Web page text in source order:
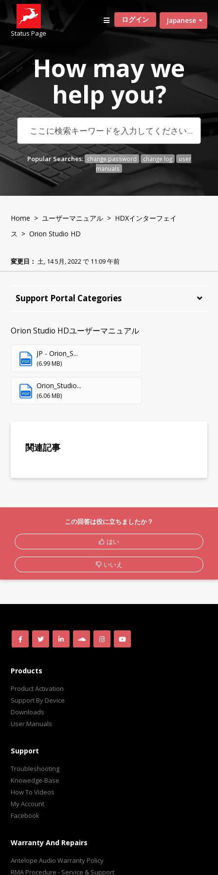
Status Page
Japanese
ログイン
How may we
help you?
Popular Searches: change password change log
user
manuals
Home >ユーザーマニュアル > HDXインターフェイ
ス > Orion Studio HD
変更日： 土, 14 5月, 2022 で 11:09 午前
Support Portal Categories
Orion Studio HDユーザーマニュアル
PDF
JP - Orion_S...
(6.99 MB)
PDF
Orion_Studio...
(6.06 MB)
関連記事
この回答は役に立ちましたか？
はい
いいえ
Products
Product Activation
Support By Device
Downloads
User Manuals
Support
Troubleshooting
Knowedge-Base
How To Videos
My Account
Facebook
Warranty And Repairs
Antelope Audio Warranty Policy
RMA Procedure - Service & Support